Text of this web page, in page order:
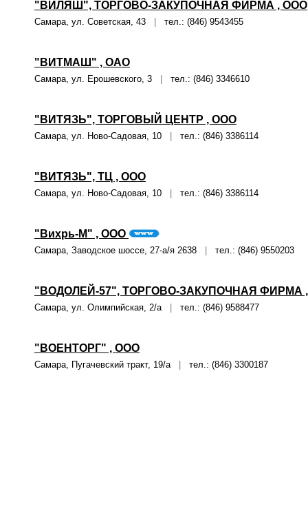
"ВИЛЯШ", ТОРГОВО-ЗАКУПОЧНАЯ ФИРМА , ООО
Самара, ул. Советская, 43 тел.: (846) 9543455
"ВИТМАШ" , ОАО
Самара, ул. Ерошевского, 3 тел.: (846) 3346610
"ВИТЯЗЬ", ТОРГОВЫЙ ЦЕНТР , ООО
Самара, ул. Ново-Садовая, 10 тел.: (846) 3386114
"ВИТЯЗЬ", ТЦ , ООО
Самара, ул. Ново-Садовая, 10 тел.: (846) 3386114
"Вихрь-М" , ООО
Самара, Заводское шоссе, 27-а/я 2638 тел.: (846) 9550203
"ВОДОЛЕЙ-57", ТОРГОВО-ЗАКУПОЧНАЯ ФИРМА
Самара, ул. Олимпийская, 2/а тел.: (846) 9588477
"ВОЕНТОРГ" , ООО
Самара, Пугачевский тракт, 19/а тел.: (846) 3300187